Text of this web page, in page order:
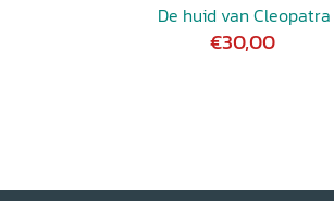
De huid van Cleopatra
€30,00